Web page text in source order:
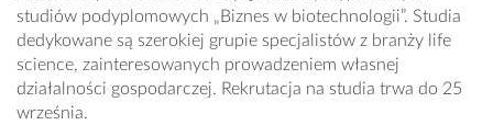
studiów podyplomowych „Biznes w biotechnologii”. Studia
dedykowane są szerokiej grupie specjalistów z branży life
science, zainteresowanych prowadzeniem własnej
działalności gospodarczej. Rekrutacja na studia trwa do 25
września.